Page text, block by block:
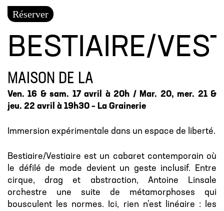
Réserver
BESTIAIRE/
MAISON DE LA
Ven. 16 & sam. 17 avril à 20h / Mar. 20, mer. 21 &
jeu. 22 avril à 19h30 – La Grainerie
Immersion expérimentale dans un espace de liberté.
Bestiaire/Vestiaire est un cabaret contemporain où
le défilé de mode devient un geste inclusif. Entre
cirque, drag et abstraction, Antoine Linsale
orchestre une suite de métamorphoses qui
bousculent les normes. Ici, rien n’est linéaire : les